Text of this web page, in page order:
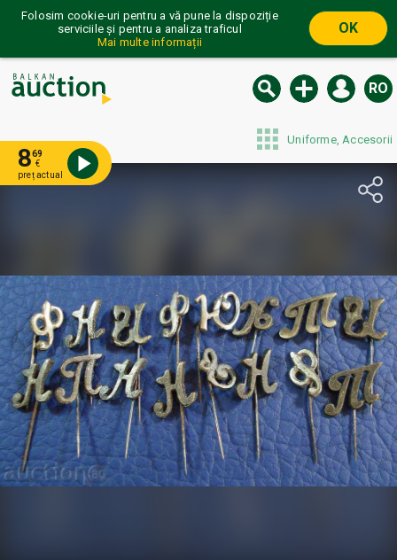
Folosim cookie-uri pentru a vă pune la dispoziție
serviciile și pentru a analiza traficul
Mai multe informații
OK
RO
Uniforme, Accesorii
869
€
preț actual